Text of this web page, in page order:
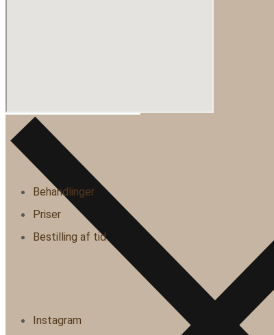
Behandlinger
Priser
Bestilling af tid
Instagram